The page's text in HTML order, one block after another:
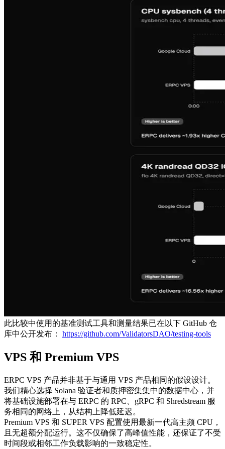
此比较中使用的基准测试工具和测量结果已在以下 GitHub 仓
库中公开发布： https://github.com/ValidatorsDAO/testing-tools
VPS 和 Premium VPS
ERPC VPS 产品并非基于与通用 VPS 产品相同的假设设计。
我们精心选择 Solana 验证者和质押密集集中的数据中心，并
将基础设施部署在与 ERPC 的 RPC、gRPC 和 Shredstream 服
务相同的网络上，从结构上降低延迟。
Premium VPS 和 SUPER VPS 配置使用最新一代高主频 CPU，
且无超额分配运行。这不仅确保了高峰值性能，还保证了不受
时间段或相邻工作负载影响的一致稳定性。